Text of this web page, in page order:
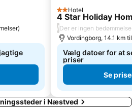
)
2 Stjerner
Hotel
4 Star Holiday
/Der er ingen bedømmelse
Vordingborg, 14.1 km
Vælg datoer for at
priser
Se
i Næstved